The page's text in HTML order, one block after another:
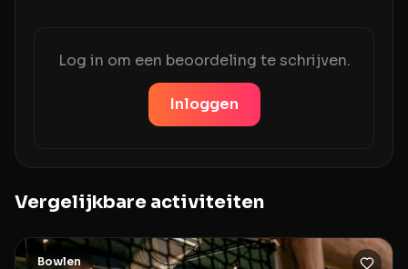
Log in om een beoordeling te schrijven.
Inloggen
Vergelijkbare activiteiten
Bowlen